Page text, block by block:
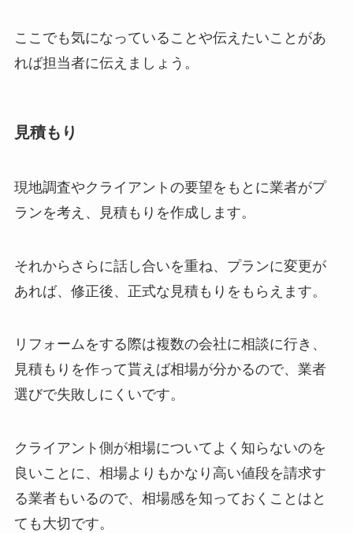
ここでも気になっていることや伝えたいことがあ
れば担当者に伝えましょう。
見積もり
現地調査やクライアントの要望をもとに業者がプ
ランを考え、見積もりを作成します。
それからさらに話し合いを重ね、プランに変更が
あれば、修正後、正式な見積もりをもらえます。
リフォームをする際は複数の会社に相談に行き、
見積もりを作って貰えば相場が分かるので、業者
選びで失敗しにくいです。
クライアント側が相場についてよく知らないのを
良いことに、相場よりもかなり高い値段を請求す
る業者もいるので、相場感を知っておくことはと
ても大切です。